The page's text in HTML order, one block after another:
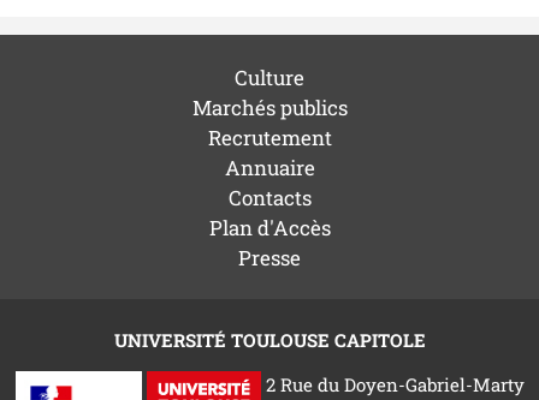
Culture
Marchés publics
Recrutement
Annuaire
Contacts
Plan d'Accès
Presse
UNIVERSITÉ TOULOUSE CAPITOLE
2 Rue du Doyen-Gabriel-Marty